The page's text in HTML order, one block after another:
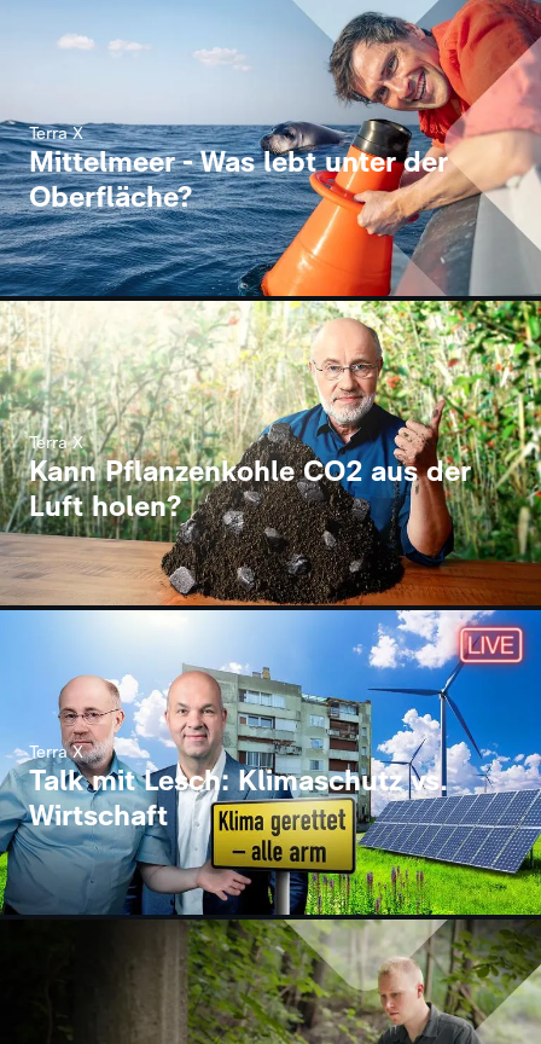
Terra X
Mittelmeer - Was lebt unter der
Oberfläche?
Terra X
Kann Pflanzenkohle CO2 aus der
Luft holen?
Terra X
Talk mit Lesch: Klimaschutz vs.
Wirtschaft